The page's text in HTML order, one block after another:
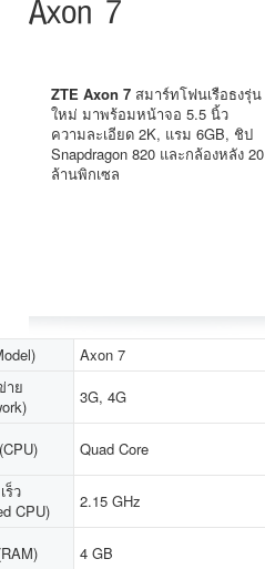
Axon 7
ZTE Axon 7 สมาร์ทโฟนเรือธงรุ่น
ใหม่ มาพร้อมหน้าจอ 5.5 นิ้ว
ความละเอียด 2K, แรม 6GB, ชิป
Snapdragon 820 และกล้องหลัง 20
ล้านพิกเซล
Axon 7
าย
3G, 4G
Quad Core
ร็ว
CPU)
2.15 GHz
4 GB